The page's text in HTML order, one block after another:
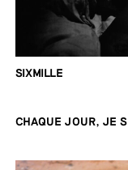
SIXMILLE
CHAQUE JOUR, JE